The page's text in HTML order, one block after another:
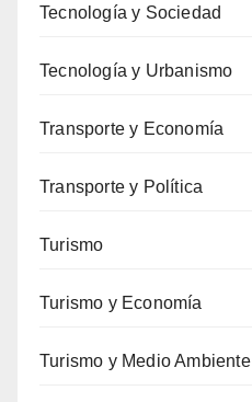
Tecnología y Sociedad
Tecnología y Urbanismo
Transporte y Economía
Transporte y Política
Turismo
Turismo y Economía
Turismo y Medio Ambiente